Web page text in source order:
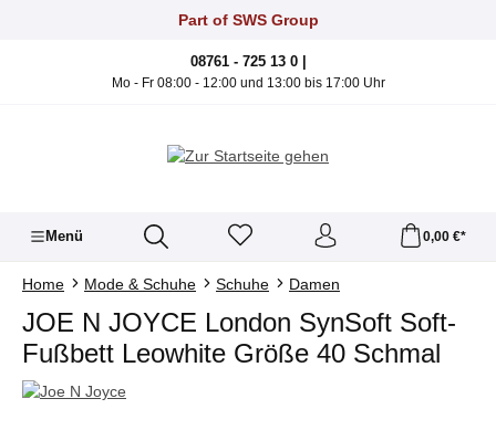
Zum Hauptinhalt springenPart of SWS Group
08761 - 725 13 0 |
Mo - Fr 08:00 - 12:00 und 13:00 bis 17:00 Uhr
Menü 0,00 €*
Home Mode & Schuhe Schuhe Damen
JOE N JOYCE London SynSoft Soft-
Fußbett Leowhite Größe 40 Schmal